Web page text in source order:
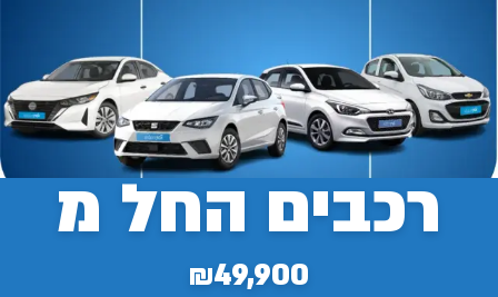
רכבים החל מ
₪49,900